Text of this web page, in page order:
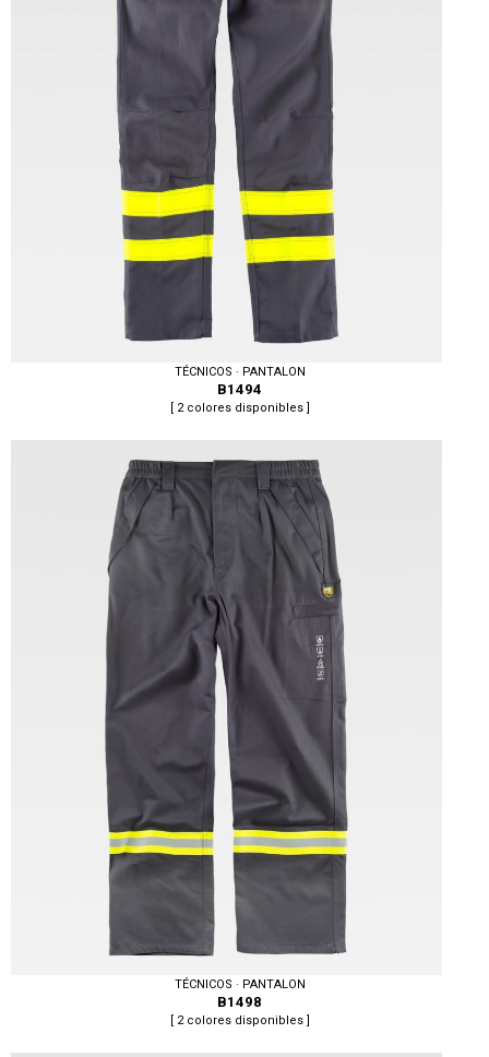
Tallas: S, M, L, XL, XXL, 3XL
TÉCNICOS · PANTALON
B1494
[ 2 colores disponibles ]
TÉCNICOS · PANTALON
B1498
[ 2 colores disponibles ]